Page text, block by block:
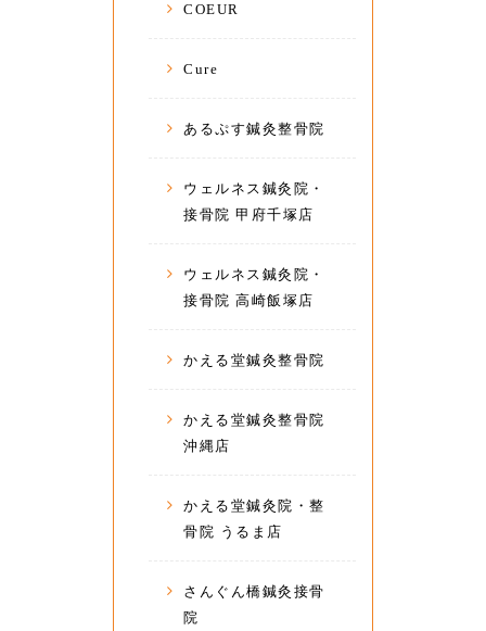
COEUR
Cure
あるぷす鍼灸整骨院
ウェルネス鍼灸院・
接骨院 甲府千塚店
ウェルネス鍼灸院・
接骨院 高崎飯塚店
かえる堂鍼灸整骨院
かえる堂鍼灸整骨院
沖縄店
かえる堂鍼灸院・整
骨院 うるま店
さんぐん橋鍼灸接骨
院